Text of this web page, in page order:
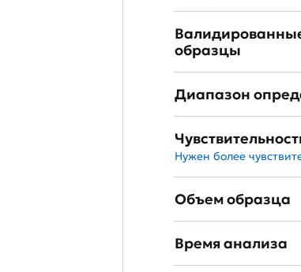
образцы
Диапазон
Нужен более
Объем образца
Время анализа